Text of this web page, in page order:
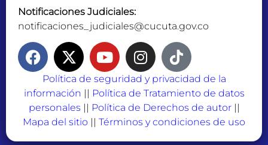
Notificaciones Judiciales:
notificaciones_judiciales@cucuta.gov.co
Política de seguridad y privacidad de la
información
Política de Tratamiento de datos
personales
Política de Derechos de autor||
Mapa del sitio
Términos y condiciones de uso